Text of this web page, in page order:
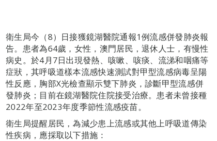
衛生局今（8）日接獲鏡湖醫院通報1例流感併發肺炎報
告。患者為64歲，女性，澳門居民，退休人士，有慢性
病史。於4月7日出現發熱、咳嗽、咳痰、流涕和咽痛等
症狀，其呼吸道樣本流感快速測試對甲型流感病毒呈陽
性反應，胸部X光檢查顯示雙下肺炎，診斷甲型流感併
發肺炎；目前在鏡湖醫院住院接受治療。患者未曾接種
2022年至2023年度季節性流感疫苗。
衛生局提醒居民，為減少患上流感或其他上呼吸道傳染
性疾病，應採取以下措施：